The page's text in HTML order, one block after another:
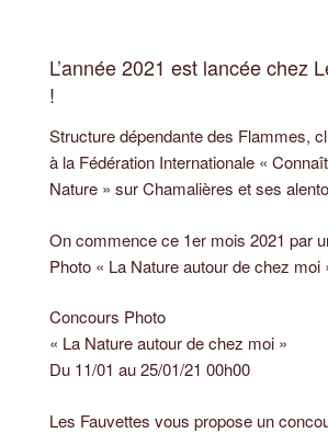
L’année 2021 est lancée chez
!
Structure dépendante des Flammes,
à la Fédération Internationale «
Nature » sur Chamalières et ses
On commence ce 1er mois 2021 par
Photo « La Nature autour de chez moi
Concours Photo
« La Nature autour de chez moi »
Du 11/01 au 25/01/21 00h00
Les Fauvettes vous propose un